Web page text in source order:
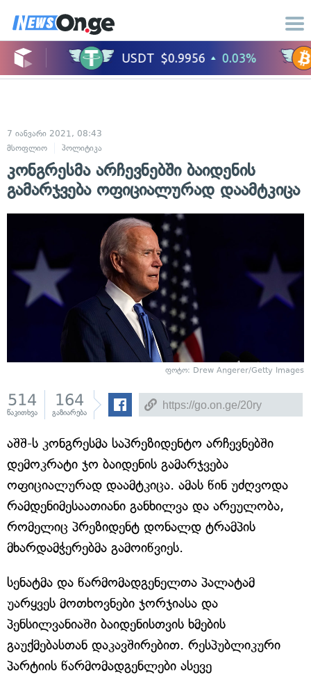
7 იანვარი 2021, 08:43
მსოფლიო
პოლიტიკა
კონგრესმა არჩევნებში ბაიდენის
გამარჯვება ოფიციალურად დაამტკიცა
ფოტო: Drew Angerer/Getty Images
514
წაკითხვა
164
გაზიარება
აშშ-ს კონგრესმა საპრეზიდენტო არჩევნებში
დემოკრატი ჯო ბაიდენის გამარჯვება
ოფიციალურად დაამტკიცა. ამას წინ უძღვოდა
რამდენიმესაათიანი განხილვა და არეულობა,
რომელიც პრეზიდენტ დონალდ ტრამპის
მხარდამჭერებმა გამოიწვიეს.
სენატმა და წარმომადგენელთა პალატამ
უარყვეს მოთხოვნები ჯორჯიასა და
პენსილვანიაში ბაიდენისთვის ხმების
გაუქმებასთან დაკავშირებით. რესპუბლიკური
პარტიის წარმომადგენლები ასევე